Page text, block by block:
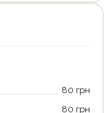
80 грн
80 грн